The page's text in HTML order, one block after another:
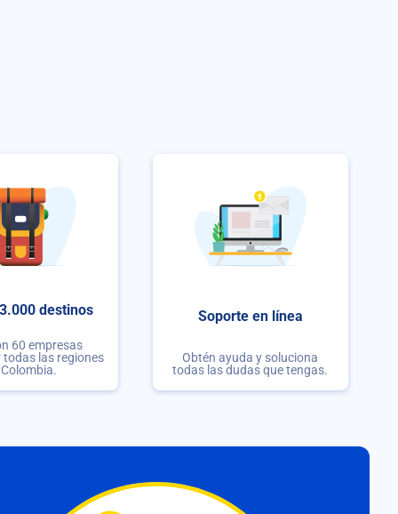
destinos
60 empresas
todas las regiones
Soporte en línea
Obtén ayuda y soluciona
todas las dudas que tengas.